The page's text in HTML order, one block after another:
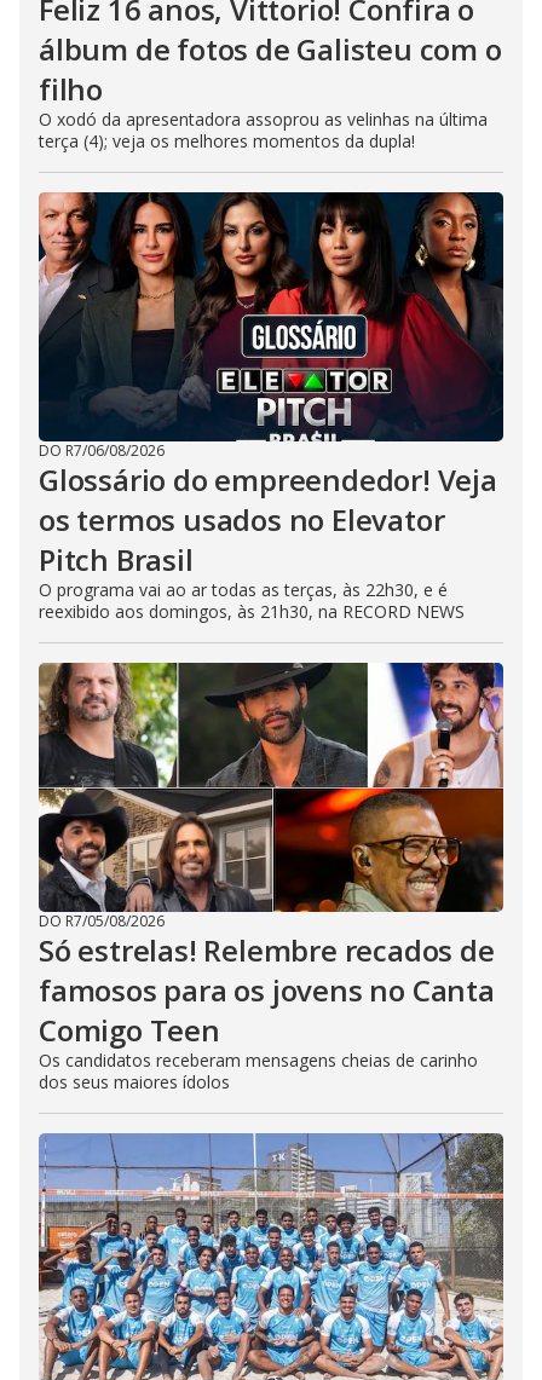
Feliz 16 anos, Vittorio! Confira o
álbum de fotos de Galisteu com o
filho
O xodó da apresentadora assoprou as velinhas na última
terça (4); veja os melhores momentos da dupla!
DO R7/06/08/2026
Glossário do empreendedor! Veja
os termos usados no Elevator
Pitch Brasil
O programa vai ao ar todas as terças, às 22h30, e é
reexibido aos domingos, às 21h30, na RECORD NEWS
DO R7/05/08/2026
Só estrelas! Relembre recados de
famosos para os jovens no Canta
Comigo Teen
Os candidatos receberam mensagens cheias de carinho
dos seus maiores ídolos